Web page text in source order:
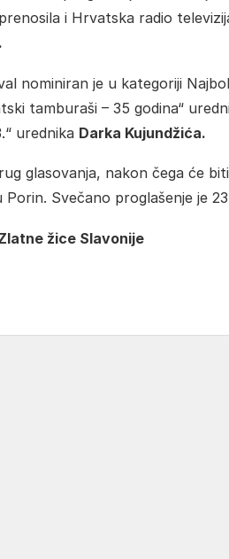
i Hrvatska radio
nominiran je u kategoriji
tamburaši – 35 godina“
urednika Darka Kujundžića.
glasovanja, nakon čega će
Svečano proglašenje je
žice Slavonije